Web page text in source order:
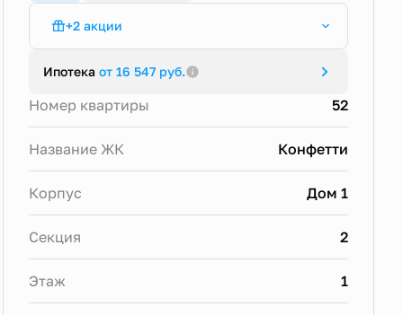
+2 акции
Семейная ипотека от 4,5%
Ипотека от 16 547 руб.
Номер квартиры 52
Название ЖК Конфетти
Корпус Дом 1
Секция 2
Этаж 1